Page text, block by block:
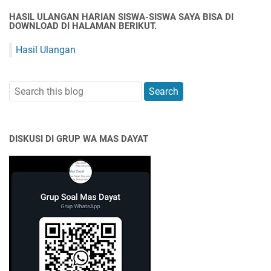
HASIL ULANGAN HARIAN SISWA-SISWA SAYA BISA DI
DOWNLOAD DI HALAMAN BERIKUT.
Hasil Ulangan
DISKUSI DI GRUP WA MAS DAYAT